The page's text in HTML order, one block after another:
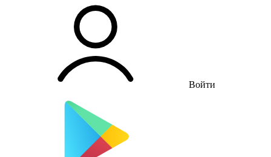
Войти